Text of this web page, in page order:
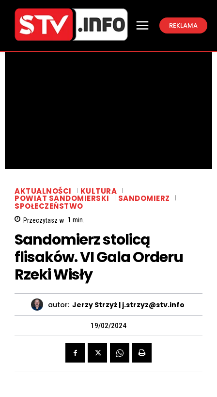
REKLAMA
AKTUALNOŚCI KULTURA
POWIAT SANDOMIERSKI SANDOMIERZ
SPOŁECZEŃSTWO
Przeczytasz w 1 min.
Sandomierz stolicą
flisaków. VI Gala Orderu
Rzeki Wisły
autor: Jerzy Strzyż | j.strzyz@stv.info
19/02/2024